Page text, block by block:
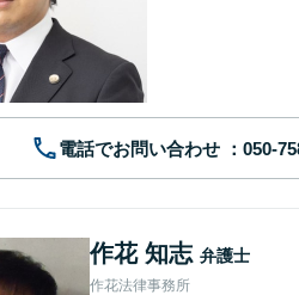
電話でお問い合わせ
作花 知志 弁護士
作花法律事務所